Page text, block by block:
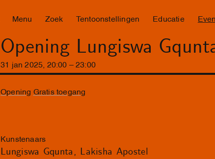
Menu Zoek Tentoonstellingen Educatie
Opening Lungiswa
31 jan 2025 20:00 –23 : 00
Opening Gratis toegang
Kunstenaars
Lungiswa Gqunta Lakisha Apostel